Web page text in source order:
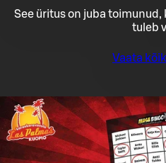
See üritus on juba toimunud,
tuleb
Vaata